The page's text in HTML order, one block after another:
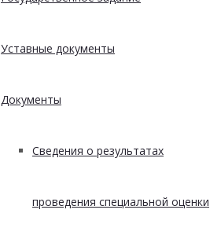
Уставные документы
Документы
Сведения о результатах
проведения специальной оценки